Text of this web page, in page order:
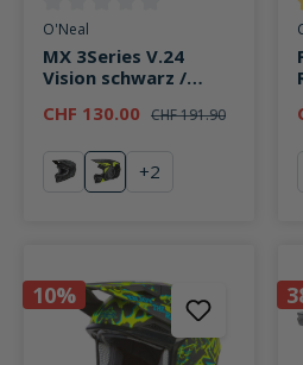
Durchschnittliche Bewertung von
O'Neal
MX 3Series V.24
Vision schwarz /
CHF 130.00 CHF 191.90
schwarzVision schwarz /
+2
10%